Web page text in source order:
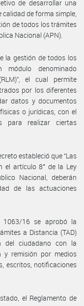
de desarrollar una
de forma simple,
de todos los trámites
Nacional (APN).
la gestión de todos los
denominado
(RLM)”, el cual permite
por los diferentes
datos y documentos
o jurídicas, con el
para realizar ciertas
estableció que “Las
el artículo 8° de la Ley
Nacional, deberán
de las actuaciones
1063/16 se aprobó la
a Distancia (TAD)
del ciudadano con la
y remisión por medios
escritos, notificaciones
el Reglamento de